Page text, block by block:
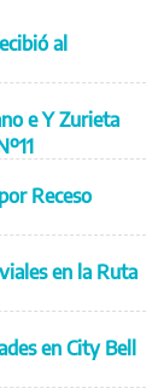
al
e Y Zurieta
Receso
en la Ruta
en City Bell